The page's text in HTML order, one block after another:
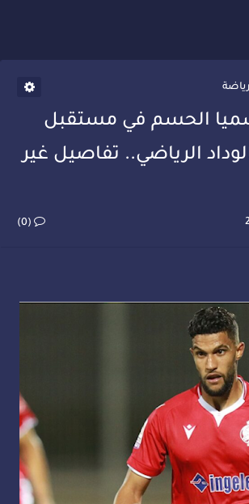
رياضة
الحسم في مستقبل
الرياضي.. تفاصيل غير
(0)